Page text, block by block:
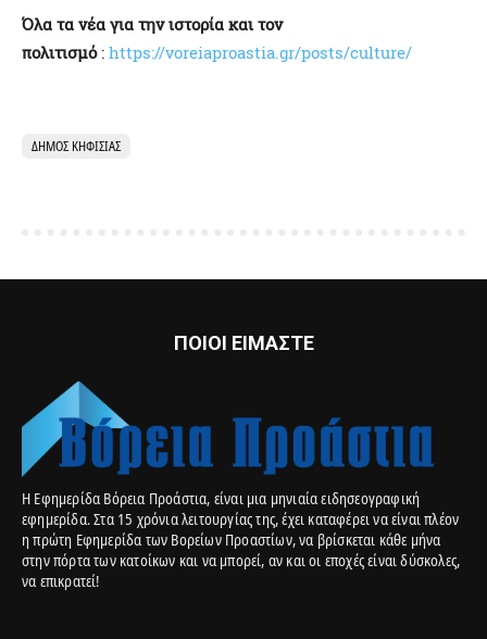
Όλα τα νέα για την ιστορία και τον
πολιτισμό: https://voreiaproastia.gr/posts/culture/
ΔΉΜΟΣ ΚΗΦΙΣΙΆΣ
ΠΟΙΟΙ ΕΙΜΑΣΤΕ
Η Εφημερίδα Βόρεια Προάστια, είναι μια μηνιαία ειδησεογραφική
εφημερίδα. Στα 15 χρόνια λειτουργίας της, έχει καταφέρει να είναι πλέον
η πρώτη Εφημερίδα των Βορείων Προαστίων, να βρίσκεται κάθε μήνα
στην πόρτα των κατοίκων και να μπορεί, αν και οι εποχές είναι δύσκολες,
να επικρατεί!